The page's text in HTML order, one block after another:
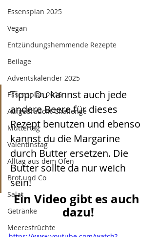
Essensplan 2025
Vegan
Entzündungshemmende Rezepte
Beilage
Adventskalender 2025
Essensplan 2026
Aufgebraucht Challenge
Muttertag
Valentinstag
Alltag aus dem Ofen
Brot und Co
Salat
Getränke
Meeresfrüchte
Tipp: Du kannst auch jede
andere Beere für dieses
Rezept benutzen und ebenso
kannst du die Margarine
durch Butter ersetzen. Die
Butter sollte da nur weich
sein!
Ein Video gibt es auch
dazu!